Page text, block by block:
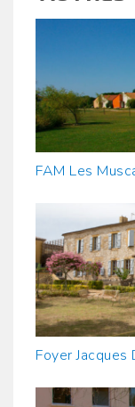
FAM Les
Foyer Jacques